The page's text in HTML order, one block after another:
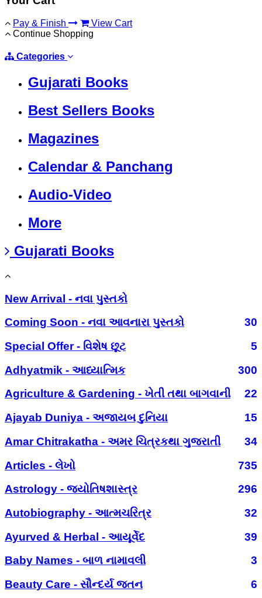
Pay & Finish
View Cart
Continue Shopping
Categories
Gujarati Books
Best Sellers Books
Magazines
Calendar & Panchang
Audio-Video
More
Gujarati Books
New Arrival - નવા પુસ્તકો
Coming Soon - નવા આવનારા પુસ્તકો
30
Special Offer - વિશેષ છૂટ
5
Adhyatmik - આધ્યાત્મિક
300
Agriculture & Gardening - ખેતી તથા બાગવાની
22
Ajayab Duniya - અજાયબ દુનિયા
15
Amar Chitrakatha - અમર ચિત્રકથા ગુજરાતી
34
Articles - લેખો
735
Astrology - જ્યોતિષશાસ્ત્ર
296
Autobiography - આત્મચરિત્ર
32
Ayurved & Herbal - આયૂર્વેદ
39
Baby Names - બાળ નામાવલી
3
Beauty Care - સૌન્દર્ય જતન
6